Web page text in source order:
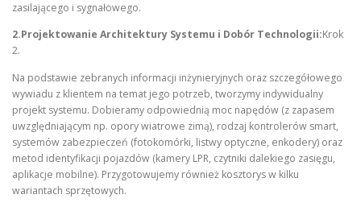
zasilającego i sygnałowego.
2.Projektowanie Architektury Systemu i Dobór Technologii:Krok
2.
Na podstawie zebranych informacji inżynieryjnych oraz szczegółowego
wywiadu z klientem na temat jego potrzeb, tworzymy indywidualny
projekt systemu. Dobieramy odpowiednią moc napędów (z zapasem
uwzględniającym np. opory wiatrowe zimą), rodzaj kontrolerów smart,
systemów zabezpieczeń (fotokomórki, listwy optyczne, enkodery) oraz
metod identyfikacji pojazdów (kamery LPR, czytniki dalekiego zasięgu,
aplikacje mobilne). Przygotowujemy również kosztorys w kilku
wariantach sprzętowych.